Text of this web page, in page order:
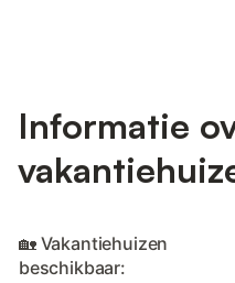
Informatie
🏡 Vakantiehuizen
beschikbaar: